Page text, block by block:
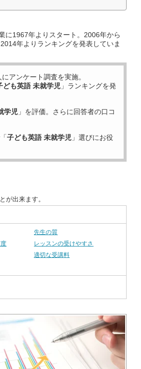
に1967年よりスタート。2006年から
年よりランキングを発表していま
にアンケート調査を実施。
ども英語 未就学児 」ランキングを発
学児 」を評価。さらに回答者の口コ
子ども英語 未就学児 」選びにお役
が出来ます。
先生の質
レッスンの受けやすさ
適切な受講料